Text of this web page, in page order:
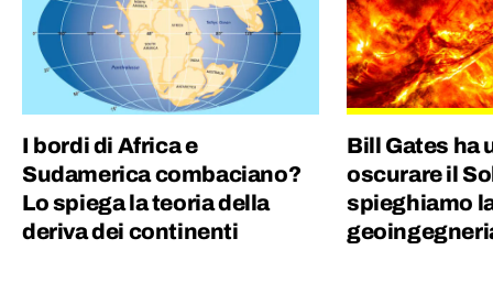
I bordi di Africa e
Sudamerica combaciano?
Lo spiega la teoria della
deriva dei continenti
Bill Gates ha
oscurare il
spieghiamo